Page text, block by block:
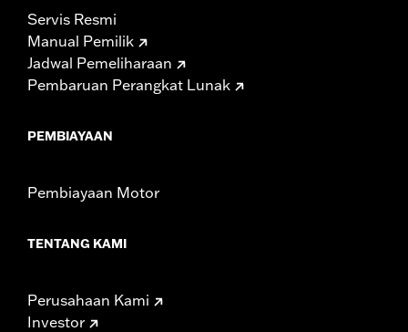
Servis Resmi
Manual Pemilik
Jadwal Pemeliharaan
Pembaruan Perangkat Lunak
PEMBIAYAAN
Pembiayaan Motor
TENTANG KAMI
Perusahaan Kami
Investor